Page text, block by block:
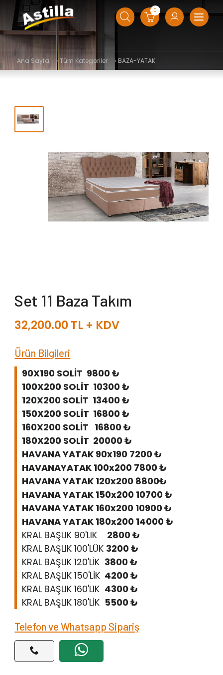
0
Ana Sayfa › Tüm Kategoriler › BAZA-YATAK
Set 11 Baza Takım
32,200.00TL + KDV
Ürün Bilgileri
90X190 SOLİT 9800 ₺
100X200 SOLİT 10300 ₺
120X200 SOLİT 13400 ₺
150X200 SOLİT 16800 ₺
160X200 SOLİT 16800 ₺
180X200 SOLİT 20000 ₺
HAVANA YATAK 90x190 7200 ₺
HAVANAYATAK 100x200 7800 ₺
HAVANA YATAK 120x200 8800₺
HAVANA YATAK 150x200 10700 ₺
HAVANA YATAK 160x200 10900 ₺
​HAVANA YATAK 180x200 14000 ₺
KRAL BAŞLIK 90'LIK 2800 ₺
KRAL BAŞLIK 100'LÜK 3200 ₺
KRAL BAŞLIK 120'LİK 3800 ₺
KRAL BAŞLIK 150'LİK 4200 ₺
KRAL BAŞLIK 160'LIK 4300 ₺
KRAL BAŞLIK 180'LİK 5500 ₺
Telefon ve Whatsapp Sipariş